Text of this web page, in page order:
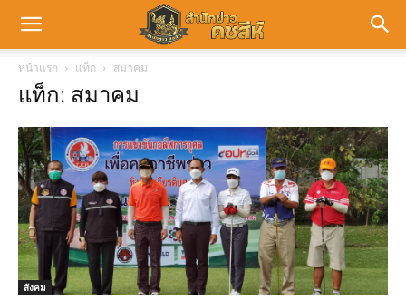
หน้าแรก แท็ก สมาคม
แท็ก: สมาคม
สังคม